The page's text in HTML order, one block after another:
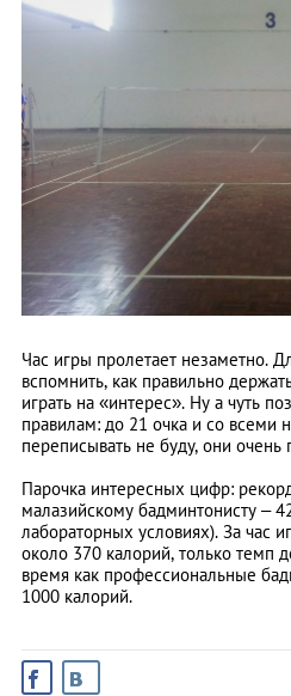
Час игры пролетает незаметно.
вспомнить, как правильно
играть на «интерес». Ну а чуть
правилам: до 21 очка и со всеми
переписывать не буду, они очень
Парочка интересных цифр:
малазийскому бадминтонисту –
лабораторных условиях). За час
около 370 калорий, только темп
время как профессиональные
1000 калорий.